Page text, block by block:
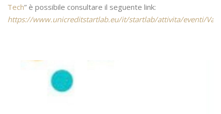
Tech” è possibile consultare il seguente link:
https://www.unicreditstartlab.eu/it/startlab/attivita/eventi/